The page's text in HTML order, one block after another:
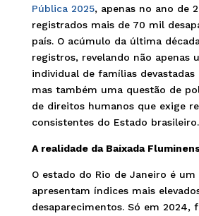
Pública 2025, apenas no ano de
registrados mais de 70 mil
país. O acúmulo da última
registros, revelando não apenas
individual de famílias devastadas
mas também uma questão de
de direitos humanos que exige
consistentes do Estado brasileiro.
A realidade da Baixada
O estado do Rio de Janeiro é um
apresentam índices mais
desaparecimentos. Só em 2024,